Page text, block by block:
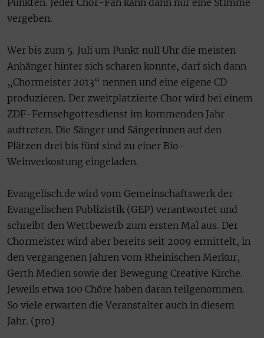
Punkten. Jeder Chor-Fan kann dann nur eine Stimme
vergeben.
Wer bis zum 5. Juli um Punkt null Uhr die meisten
Anhänger hinter sich scharen konnte, darf sich dann
„Chormeister 2013“ nennen und eine eigene CD
produzieren. Der zweitplatzierte Chor wird bei einem
ZDF-Fernsehgottesdienst im kommenden Jahr
auftreten. Die Sänger und Sängerinnen auf den
Plätzen drei bis fünf sind zu einer Bio-
Weinverkostung eingeladen.
Evangelisch.de wird vom Gemeinschaftswerk der
Evangelischen Publizistik (GEP) verantwortet und
schreibt den Wettbewerb zum ersten Mal aus. Der
Chormeister wird aber bereits seit 2009 ermittelt, in
den vergangenen Jahren vom Rheinischen Merkur,
Gerth Medien sowie der Bewegung Creative Kirche.
Jeweils etwa 100 Chöre haben daran teilgenommen.
So viele erwarten die Veranstalter auch in diesem
Jahr. (pro)